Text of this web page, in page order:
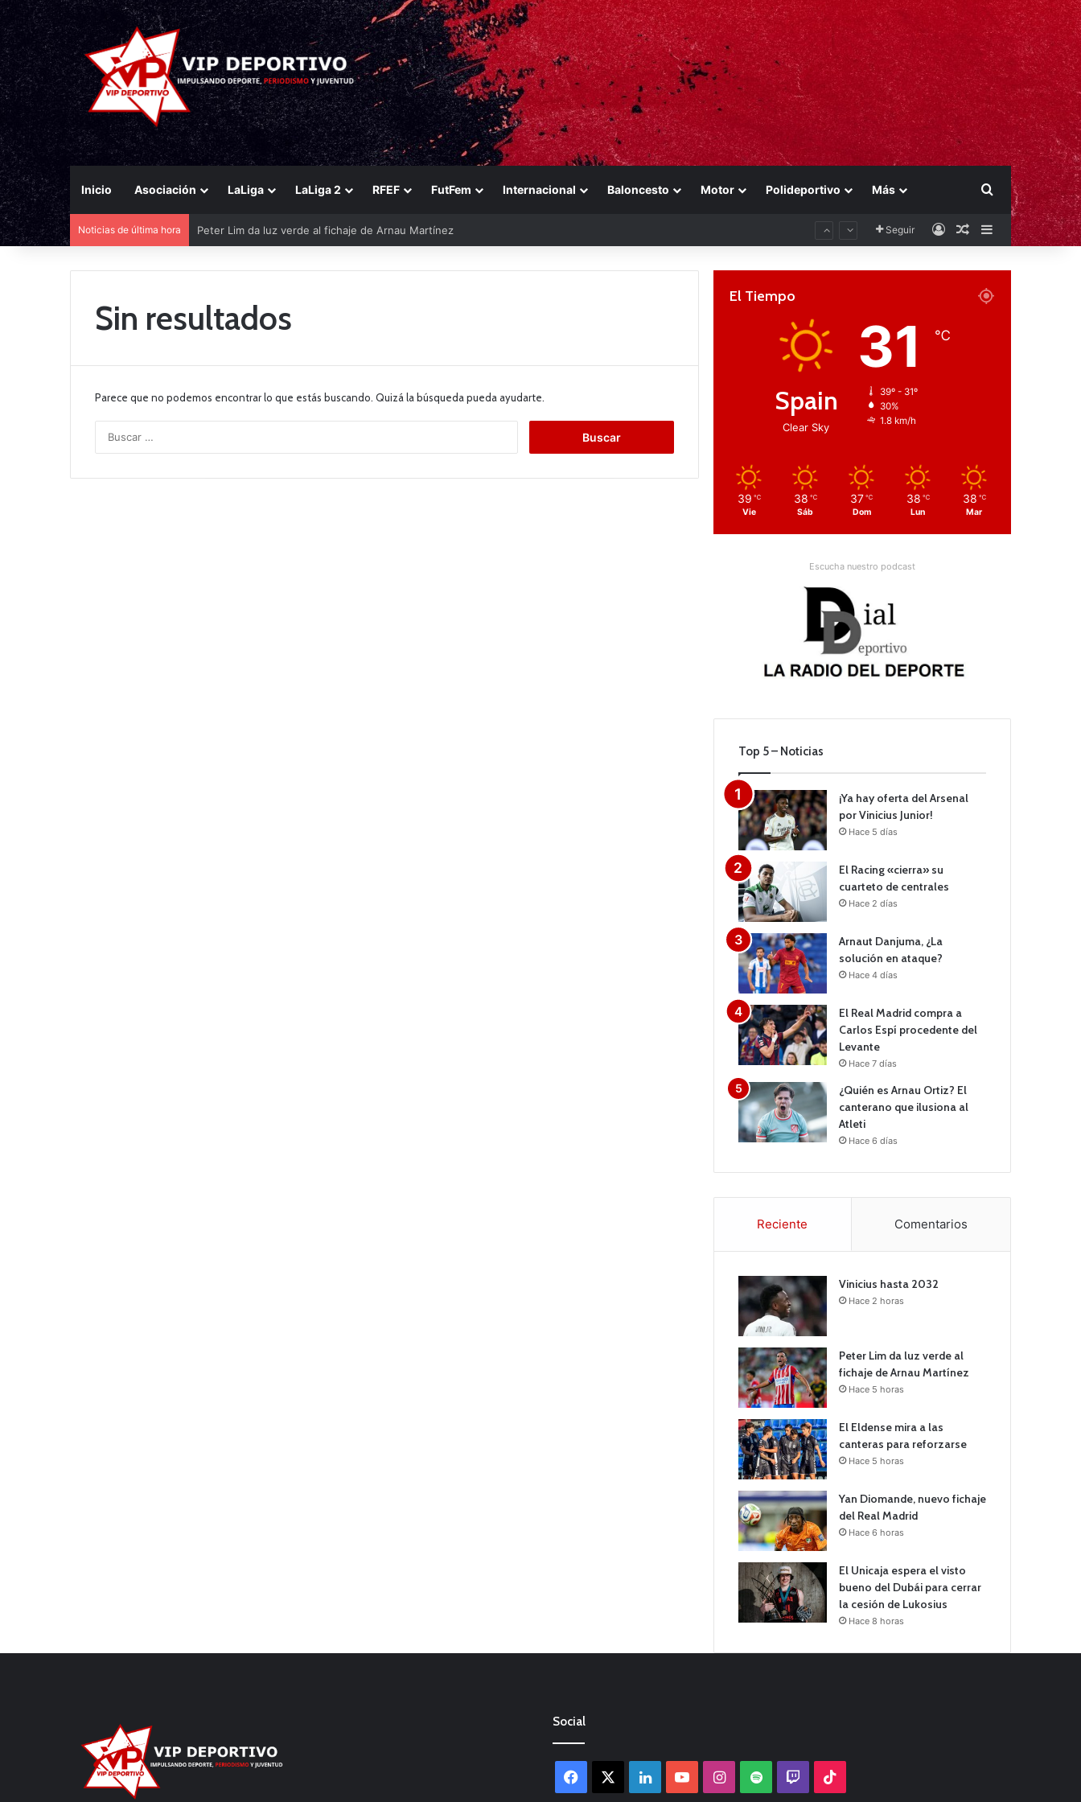
Inicio Asociación LaLiga LaLiga 2 RFEF FutFem Internacional Baloncesto Motor Polideportivo Más Buscar por
Noticias de última hora Seguir AccesoPublicación al
Barra lateral
Sin resultados
Parece que no podemos encontrar lo que estás buscando. Quizá la búsqueda pueda ayudarte.
c
El Tiempo
Spain
Clear Sky
31 ℃
39º - 31º
30%
1.8 km/h
39 ℃
Vie
38 ℃
Sáb
37 ℃
Dom
38 ℃
Lun
38 ℃
Mar
Escucha nuestro podcast
Top 5 – Noticias
¡Ya hay oferta del Arsenal
por Vinicius Junior!
Hace 5 días
El Racing «cierra» su
cuarteto de centrales
Hace 2 días
Arnaut Danjuma, ¿La
solución en ataque?
Hace 4 días
El Real Madrid compra a
Carlos Espí procedente del
Levante
Hace 7 días
¿Quién es Arnau Ortiz? El
canterano que ilusiona al
Atleti
Hace 6 días
Reciente Comentarios
Vinicius hasta 2032
Hace 2 horas
Peter Lim da luz verde al
fichaje de Arnau Martínez
Hace 5 horas
El Eldense mira a las
canteras para reforzarse
Hace 5 horas
Yan Diomande, nuevo fichaje
del Real Madrid
Hace 6 horas
El Unicaja espera el visto
bueno del Dubái para cerrar
la cesión de Lukosius
Hace 8 horas
Social
Facebook LinkedInYouTubeInstagram
Spotify Twitch